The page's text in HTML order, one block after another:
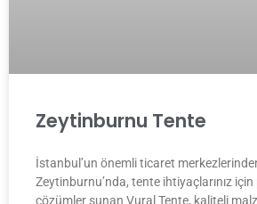
Zeytinburnu Tente
İstanbul’un önemli ticaret
Zeytinburnu’nda, tente ihtiyaçlarınız
çözümler sunan Vural Tente, kaliteli